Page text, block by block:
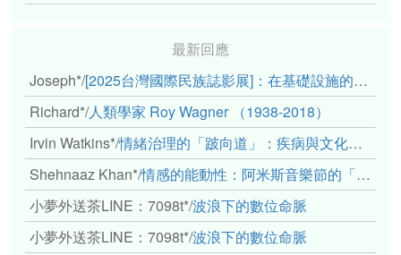
最新回應
Joseph*/[2025台灣國際民族誌影展]：在基礎設施的邊緣，聆聽人的呼吸
Richard*/人類學家 Roy Wagner （1938-2018）
Irvin Watkins*/情緒治理的「跛向道」：疾病與文化象徵的轉變舉例
Shehnaaz Khan*/情感的能動性：阿米斯音樂節的「對話觀察」
小夢外送茶LINE：7098t*/波浪下的數位命脈
小夢外送茶LINE：7098t*/波浪下的數位命脈